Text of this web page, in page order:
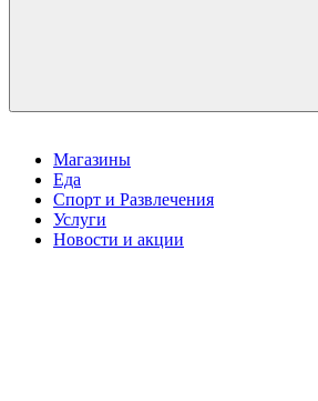
Магазины
Еда
Спорт и Развлечения
Услуги
Новости и акции